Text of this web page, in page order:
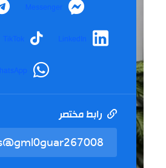
Messenger
LinkedIn
TikTok
رابط مختصر